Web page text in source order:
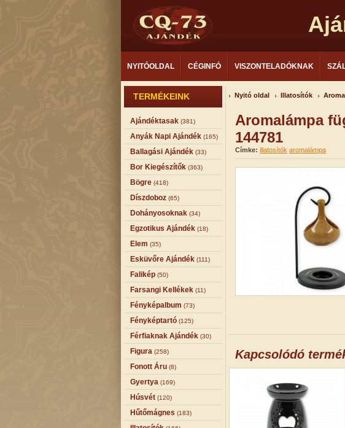
NYITÓOLDAL CÉGINFÓ VISZONTELADÓKNAK
TERMÉKEINK
Ajándéktasak (381)
Anyák Napi Ajándék (165)
Ballagási Ajándék (33)
Bor Kiegészítők (363)
Bögre (418)
Díszdoboz (65)
Dohányosoknak (34)
Egzotikus Ajándék (18)
Elem (35)
Esküvőre Ajándék (111)
Falikép (50)
Farsangi Kellékek (11)
Fényképalbum (73)
Fényképtartó (125)
Férfiaknak Ajándék (30)
Figura (258)
Fonott Áru (8)
Gyertya (169)
Húsvét (120)
Hűtőmágnes (183)
Nyitó oldal Illatosítók
Aromalámpa
144781
Címke: illatosítók aromalámpa
Kapcsolódó